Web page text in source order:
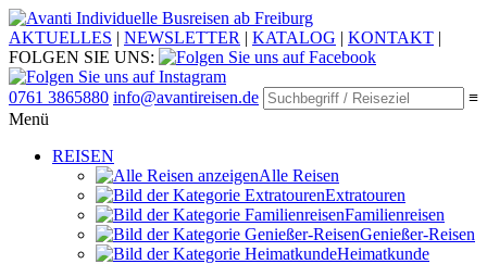
Individuelle Busreisen ab Freiburg
AKTUELLES | NEWSLETTER | KATALOG | KONTAKT |
FOLGEN SIE UNS:
0761 3865880 info@avantireisen.de
≡
Menü
REISEN
Alle Reisen
Extratouren
Familien­reisen
Genießer-Reisen
Heimatkunde